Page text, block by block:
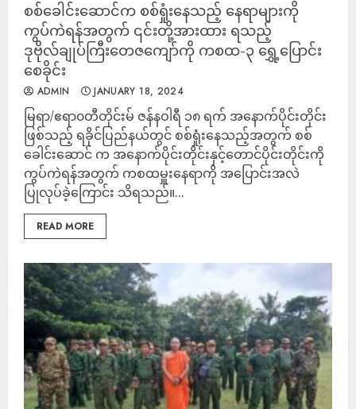
စစ်ခေါင်းဆောင်က စစ်ရှုံးနေသည့် နေရာများကို
ကွပ်ကဲရန်အတွက် ၎င်းတို့အားထား ရသည့်
ဒုဗိုလ်ချုပ်ကြီးတေဇကျော်ကို ကစထ-၃ ရွှေ့ပြောင်း
စေခိုင်း
ADMIN JANUARY 18, 2024
မြရာ/ဧရာ၀တီတိုင်းမ် ဇန်နဝါရီ ၁၈ ရက် အနောက်ပိုင်းတိုင်း
ဖြစ်သည့် ရခိုင်ပြည်နယ်တွင် စစ်ရှုံးနေသည့်အတွက် စစ်
ခေါင်းဆောင် က အနောက်ပိုင်းတိုင်းနှင့်တောင်ပိုင်းတိုင်းကို
ကွပ်ကဲရန်အတွက် ကစထမှူးနေရာကို အပြောင်းအလဲ
ပြုလုပ်ခဲ့ကြောင်း သိရသည်။...
READ MORE